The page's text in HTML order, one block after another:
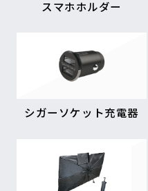
スマホホルダー
シガーソケット充電器